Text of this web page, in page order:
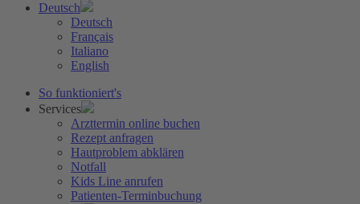
Deutsch
Deutsch
Français
Italiano
English
So funktioniert's
Services
Arzttermin online buchen
Rezept anfragen
Hautproblem abklären
Notfall
Kids Line anrufen
Patienten-Terminbuchung